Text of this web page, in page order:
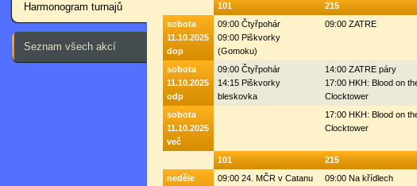
Harmonogram turnajů
Seznam všech akcí
101 215
sobota
11.10.2025
dop
09:00 Čtyřpohár
09:00 Piškvorky
(Gomoku)
09:00 ZATRE
sobota
11.10.2025
odp
09:00 Čtyřpohár
14:15 Piškvorky
bleskovka
14:00 ZATRE páry
17:00 HKH: Blood on
Clocktower
sobota
11.10.2025
več
17:00 HKH: Blood on
Clocktower
101
215
neděle
09:00 24. MČR v Catanu
09:00 Na křídlech